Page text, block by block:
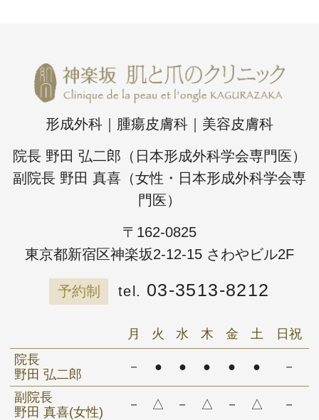
形成外科｜腫瘍皮膚科｜美容皮膚科
院長 野田 弘二郎（日本形成外科学会専門医）
副院長 野田 真喜（女性・日本形成外科学会専
門医）
〒162-0825
東京都新宿区神楽坂2-12-15 さわやビル2F
予約制 03-3513-8212
月 火 水 木 金 土
日祝
院長
野田 弘二郎
－ ● ● ● ● ● －
副院長
野田 真喜(女性)
－ △ － △ － △ －